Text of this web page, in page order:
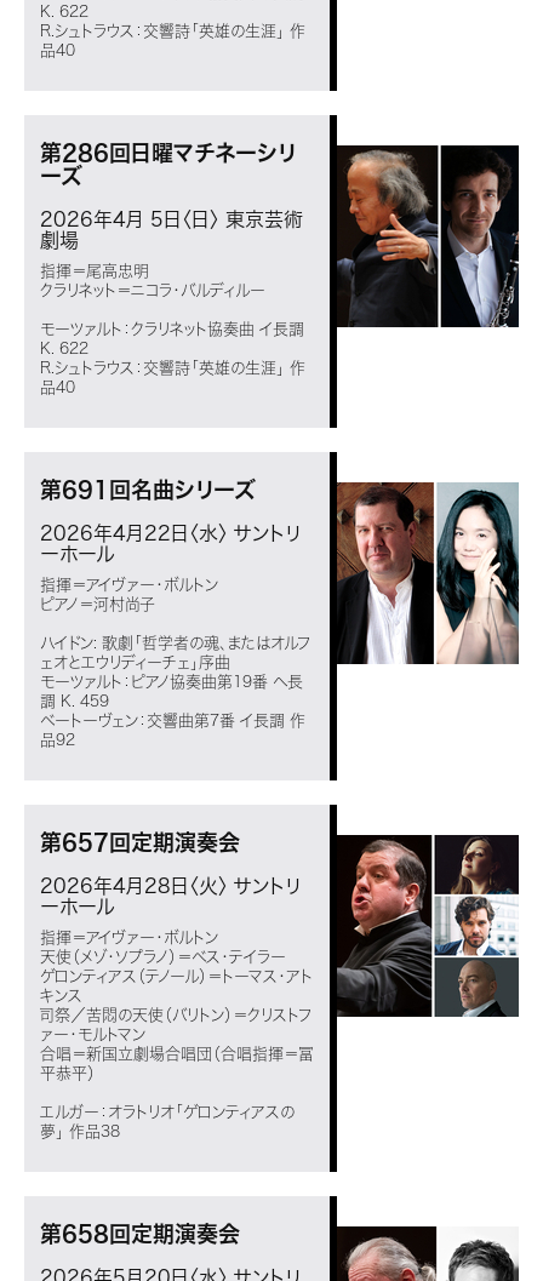
K. 622
R.シュトラウス：交響詩「英雄の生涯」 作
品40
第286回日曜マチネーシリ
ーズ
2026年4月 5日〈日〉 東京芸術
劇場
指揮＝尾高忠明
クラリネット＝ニコラ・バルディルー
モーツァルト：クラリネット協奏曲 イ長調
K. 622
R.シュトラウス：交響詩「英雄の生涯」 作
品40
第691回名曲シリーズ
2026年4月22日〈水〉 サントリ
ーホール
指揮＝アイヴァー・ボルトン
ピアノ＝河村尚子
ハイドン: 歌劇「哲学者の魂、またはオルフ
ェオとエウリディーチェ」序曲
モーツァルト：ピアノ協奏曲第19番 ヘ長
調 K. 459
ベートーヴェン：交響曲第7番 イ長調 作
品92
第657回定期演奏会
2026年4月28日〈火〉 サントリ
ーホール
指揮＝アイヴァー・ボルトン
天使（メゾ・ソプラノ）＝ベス・テイラー
ゲロンティアス（テノール）＝トーマス・アト
キンス
司祭／苦悶の天使（バリトン）＝クリストフ
ァー・モルトマン
合唱＝新国立劇場合唱団（合唱指揮＝冨
平恭平）
エルガー：オラトリオ「ゲロンティアスの
夢」 作品38
第658回定期演奏会
2026年5月20日〈水〉 サントリ